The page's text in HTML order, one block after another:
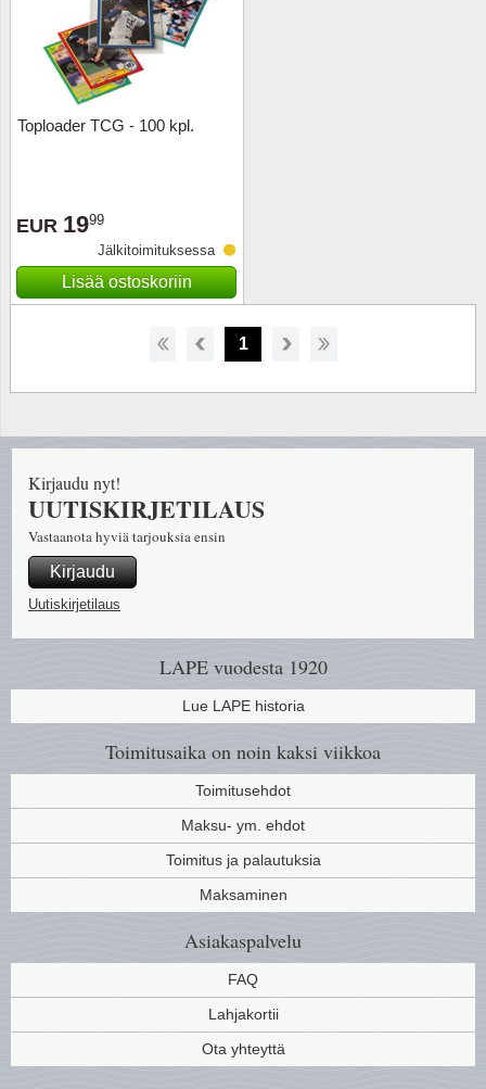
Toploader TCG - 100 kpl.
EUR 1999
Jälkitoimituksessa
Lisää ostoskoriin
1
LAPE vuodesta 1920
Lue LAPE historia
Toimitusaika on noin kaksi viikkoa
Toimitusehdot
Maksu- ym. ehdot
Toimitus ja palautuksia
Maksaminen
Asiakaspalvelu
FAQ
Lahjakortii
Ota yhteyttä
Kirjaudu nyt!
UUTISKIRJETILAUS
Vastaanota hyviä tarjouksia ensin
Kirjaudu
Uutiskirjetilaus